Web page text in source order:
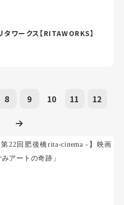
ワークス【RITAWORKS】
8 9 10 11 12